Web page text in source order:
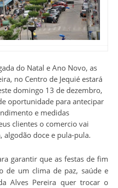
do Natal e Ano Novo, as
no Centro de Jequié estará
domingo 13 de dezembro,
oportunidade para antecipar
e medidas
clientes o comercio vai
algodão doce e pula-pula.
garantir que as festas de fim
de um clima de paz, saúde e
Alves Pereira quer trocar o